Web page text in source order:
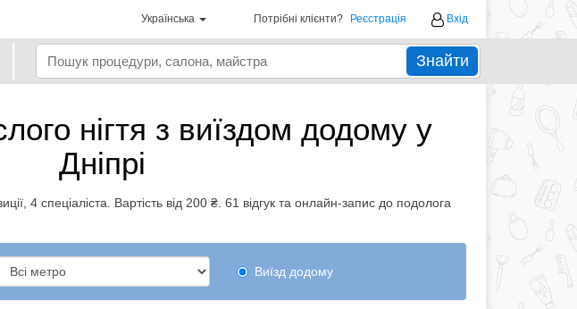
Українська Потрібні клієнти? Реєстрація Вхід
Знайти
нігтя з виїздом додому у
Дніпрі
4 спеціаліста. Вартість від 200 ₴. 61 відгук та онлайн-запис до подолога
Виїзд додому